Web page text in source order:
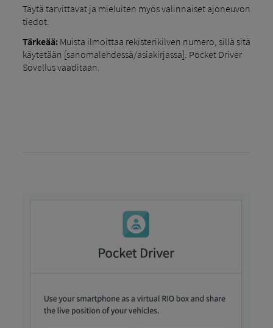
Täytä tarvittavat ja mieluiten myös valinnaiset ajoneuvon
tiedot.
Tärkeää:Muista ilmoittaa rekisterikilven numero, sillä sitä
käytetään [sanomalehdessä/asiakirjassa]. Pocket Driver
Sovellus vaaditaan.